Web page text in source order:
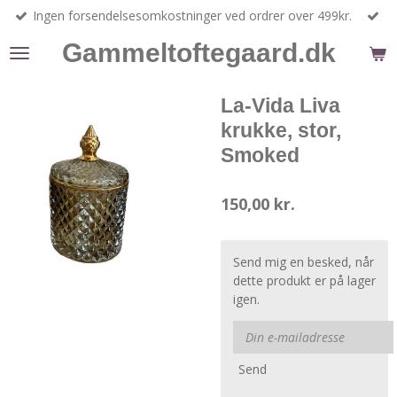
Spring
hovedindholdGammeltoftegaard.dk
Ingen forsendelsesomkostninger ved ordrer over 499kr.
La-Vida Liva
krukke, stor,
Smoked
150,00 kr.
Send mig en besked, når
dette produkt er på lager
igen.
Send